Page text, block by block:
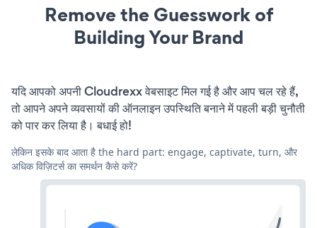
Remove the Guesswork of
Building Your Brand
यदि आपको अपनी Cloudrexx वेबसाइट मिल गई है और आप चल रहे हैं,
तो आपने अपने व्यवसायों की ऑनलाइन उपस्थिति बनाने में पहली बड़ी चुनौती
को पार कर लिया है। बधाई हो!
लेकिन इसके बाद आता है the hard part: engage, captivate, turn, और
अधिक विज़िटर्स का समर्थन कैसे करें?